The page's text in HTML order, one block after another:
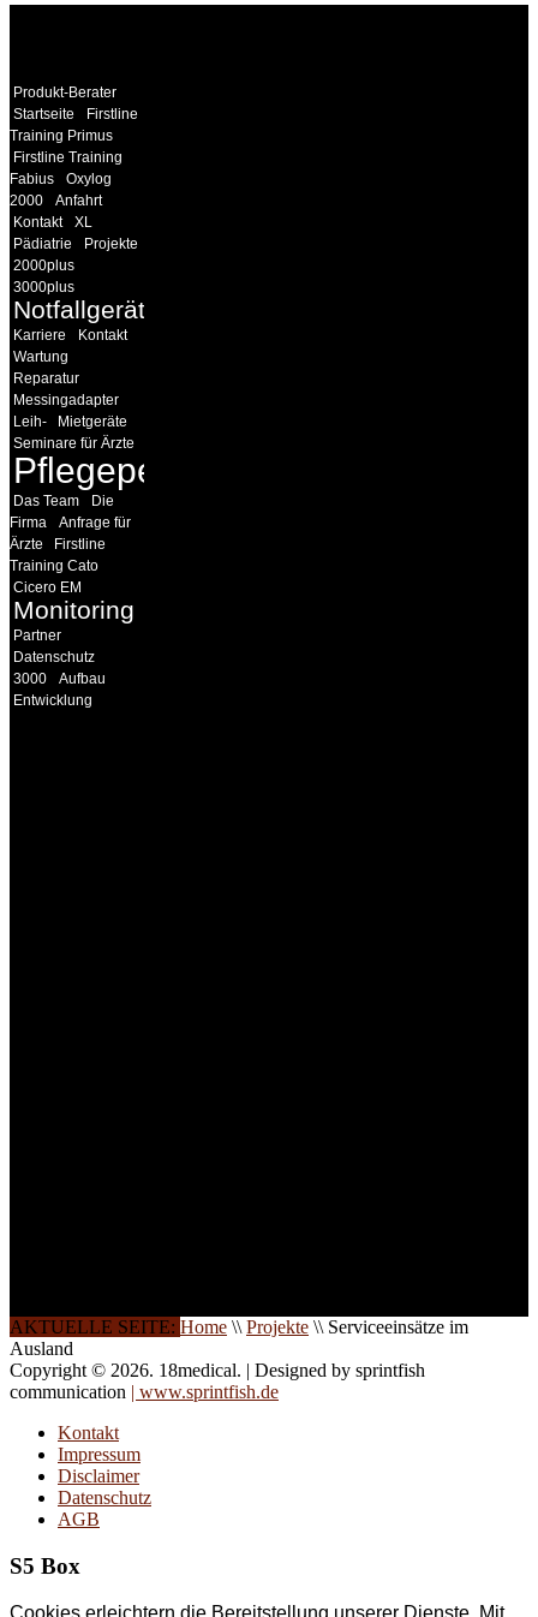
Produkt-Berater
Startseite
Firstline
Training Primus
Firstline Training
Fabius
Oxylog
2000
Anfahrt
Kontakt
XL
Pädiatrie
Projekte
2000plus
3000plus
Notfallgeräte
Karriere
Kontakt
Wartung
Reparatur
Messingadapter
Leih-
Mietgeräte
Seminare für Ärzte
Pflegepersonal
Das Team
Die
Firma
Anfrage für
Ärzte
Firstline
Training Cato
Cicero EM
Monitoring
Partner
Datenschutz
3000
Aufbau
Entwicklung
AKTUELLE SEITE: Home \\ Projekte \\ Serviceeinsätze im
Ausland
Copyright © 2026. 18medical. | Designed by sprintfish
communication | www.sprintfish.de
Kontakt
Impressum
Disclaimer
Datenschutz
AGB
S5 Box
Cookies erleichtern die Bereitstellung unserer Dienste. Mit